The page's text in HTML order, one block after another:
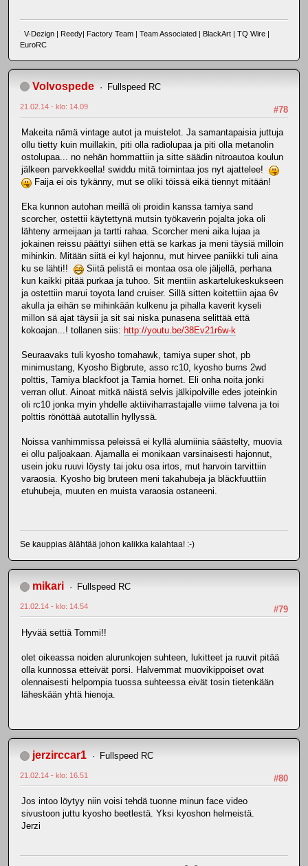
V-Dezign | Reedy| Factory Team | Team Associated | BlackArt | TQ Wire |
EuroRC
Volvospede Fullspeed RC
#78
21.02.14 - klo: 14.09
Makeita nämä vintage autot ja muistelot. Ja samantapaisia juttuja
ollu tietty kuin muillakin, piti olla radiolupaa ja piti olla metanolin
ostolupaa... no nehän hommattiin ja sitte säädin nitroautoa koulun
jälkeen parvekkeella! swiddu mitä toimintaa jos nyt ajattelee!
Faija ei ois tykänny, mut se oliki töissä eikä tiennyt mitään!
Eka kunnon autohan meillä oli proidin kanssa tamiya sand
scorcher, ostettii käytettynä mutsin työkaverin pojalta joka oli
lähteny armeijaan ja tartti rahaa. Scorcher meni aika lujaa ja
jokainen reissu päättyi siihen että se karkas ja meni täysiä milloin
mihinkin. Mitään siitä ei kyl hajonnu, mut hirvee paniikki tuli aina
ku se lähti!!
Siitä pelistä ei montaa osa ole jäljellä, perhana
kun kaikki pitää purkaa ja tuhoo. Sit mentiin askartelukeskukseen
ja ostettiin marui toyota land cruiser. Sillä sitten koitettiin ajaa 6v
akulla ja eihän se mihinkään kulkenu ja pihalla kaverit kyseli
millon sä ajat täysii ja sit sai niska punasena selittää että
kokoajan...! tollanen siis: http://youtu.be/38Ev21r6w-k
Seuraavaks tuli kyosho tomahawk, tamiya super shot, pb
minimustang, Kyosho Bigbrute, asso rc10, kyosho burns 2wd
polttis, Tamiya blackfoot ja Tamia hornet. Eli onha noita jonki
verran ollut. Ainoat mitkä näistä selvis jälkipolville edes joteinkin
oli rc10 jonka myin yhdelle aktiiviharrastajalle viime talvena ja toi
polttis rönöttää autotallin hyllyssä.
Noissa vanhimmissa peleissä ei kyllä alumiinia säästelty, muovia
ei ollu paljoakaan. Ajamalla ei monikaan varsinaisesti hajonnut,
usein joku ruuvi löysty tai joku osa irtos, mut harvoin tarvittiin
varaosia. Kyosho big bruteen meni takahubeja ja bläckfuuttiin
etuhubeja, muuten en muista varaosia ostaneeni.
Se kauppias älähtää johon kalikka kalahtaa! :-)
mikari Fullspeed RC
#79
21.02.14 - klo: 14.54
Hyvää settiä Tommi!!
olet oikeassa noiden alurunkojen suhteen, lukitteet ja ruuvit pitää
olla kunnossa etteivät porsi. Halvemmat muovikippoiset ovat
olennaisesti helpompia tuossa suhteessa eivät tosin tietenkään
läheskään yhtä hienoja.
jerzirccar1 Fullspeed RC
#80
21.02.14 - klo: 16.51
Jos intoo löytyy niin voisi tehdä tuonne minun face video
sivustoon juttu kyosho beetlestä. Yksi kyoshon helmeistä.
Jerzi